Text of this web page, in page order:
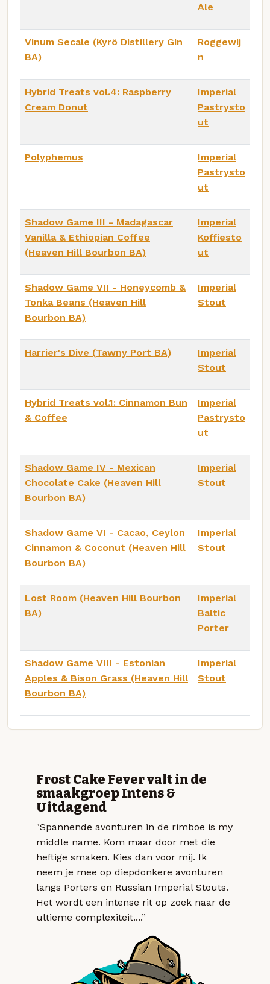
Ale
Vinum Secale (Kyrö Distillery Gin
BA)
Roggewij
n
Hybrid Treats vol.4: Raspberry
Cream Donut
Imperial
Pastrysto
ut
Polyphemus
Imperial
Pastrysto
ut
Shadow Game III - Madagascar
Vanilla & Ethiopian Coffee
(Heaven Hill Bourbon BA)
Imperial
Koffiesto
ut
Shadow Game VII - Honeycomb &
Tonka Beans (Heaven Hill
Bourbon BA)
Imperial
Stout
Harrier's Dive (Tawny Port BA)
Imperial
Stout
Hybrid Treats vol.1: Cinnamon Bun
& Coffee
Imperial
Pastrysto
ut
Shadow Game IV - Mexican
Chocolate Cake (Heaven Hill
Bourbon BA)
Imperial
Stout
Shadow Game VI - Cacao, Ceylon
Cinnamon & Coconut (Heaven Hill
Bourbon BA)
Imperial
Stout
Lost Room (Heaven Hill Bourbon
BA)
Imperial
Baltic
Porter
Shadow Game VIII - Estonian
Apples & Bison Grass (Heaven Hill
Bourbon BA)
Imperial
Stout
Frost Cake Fever valt in de
smaakgroep Intens &
Uitdagend
"Spannende avonturen in de rimboe is my
middle name. Kom maar door met die
heftige smaken. Kies dan voor mij. Ik
neem je mee op diepdonkere avonturen
langs Porters en Russian Imperial Stouts.
Het wordt een intense rit op zoek naar de
ultieme complexiteit....”